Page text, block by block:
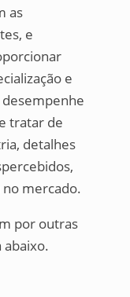
as
e
e
tratar de
detalhes
mercado.
por outras
abaixo.